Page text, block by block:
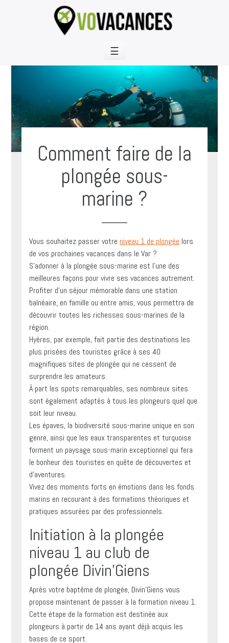
☰
Comment faire de la
plongée sous-
marine ?
Vous souhaitez passer votre niveau 1 de plongée lors
de vos prochaines vacances dans le Var ?
S’adonner à la plongée sous-marine est l’une des
meilleures façons pour vivre ses vacances autrement.
Profiter d’un séjour mémorable dans une station
balnéaire, en famille ou entre amis, vous permettra de
découvrir toutes les richesses sous-marines de la
région.
Hyères, par exemple, fait partie des destinations les
plus prisées des touristes grâce à ses 40
magnifiques sites de plongée qui ne cessent de
surprendre les amateurs.
À part les spots remarquables, ses nombreux sites
sont également adaptés à tous les plongeurs quel que
soit leur niveau.
Les épaves, la biodiversité sous-marine unique en son
genre, ainsi que les eaux transparentes et turquoise
forment un paysage sous-marin exceptionnel qui fera
le bonheur des touristes en quête de découvertes et
d’aventures.
Vivez des moments forts en émotions dans les fonds
marins en recourant à des formations théoriques et
pratiques assurées par des professionnels.
Initiation à la plongée
niveau 1 au club de
plongée Divin’Giens
Après votre baptême de plongée, Divin’Giens vous
propose maintenant de passer à la formation niveau 1.
Cette étape de la formation est destinée aux
plongeurs à partir de 14 ans ayant déjà acquis les
bases de ce sport.